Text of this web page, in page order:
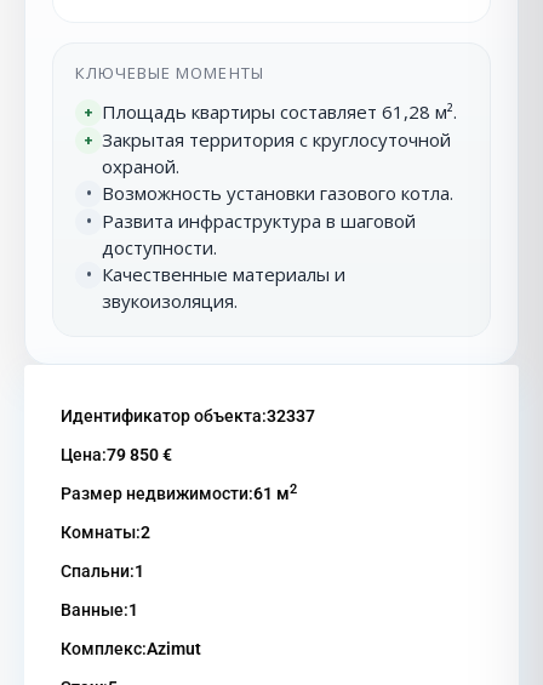
КЛЮЧЕВЫЕ МОМЕНТЫ
+ Площадь квартиры составляет 61,28 м².
+ Закрытая территория с круглосуточной
охраной.
• Возможность установки газового котла.
• Развита инфраструктура в шаговой
доступности.
• Качественные материалы и
звукоизоляция.
Идентификатор объекта:32337
Цена:79 850 €
Размер недвижимости:61 м2
Комнаты:2
Спальни:1
Ванные:1
Комплекс:Azimut